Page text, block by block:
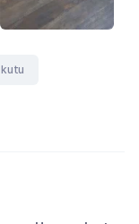
kutu